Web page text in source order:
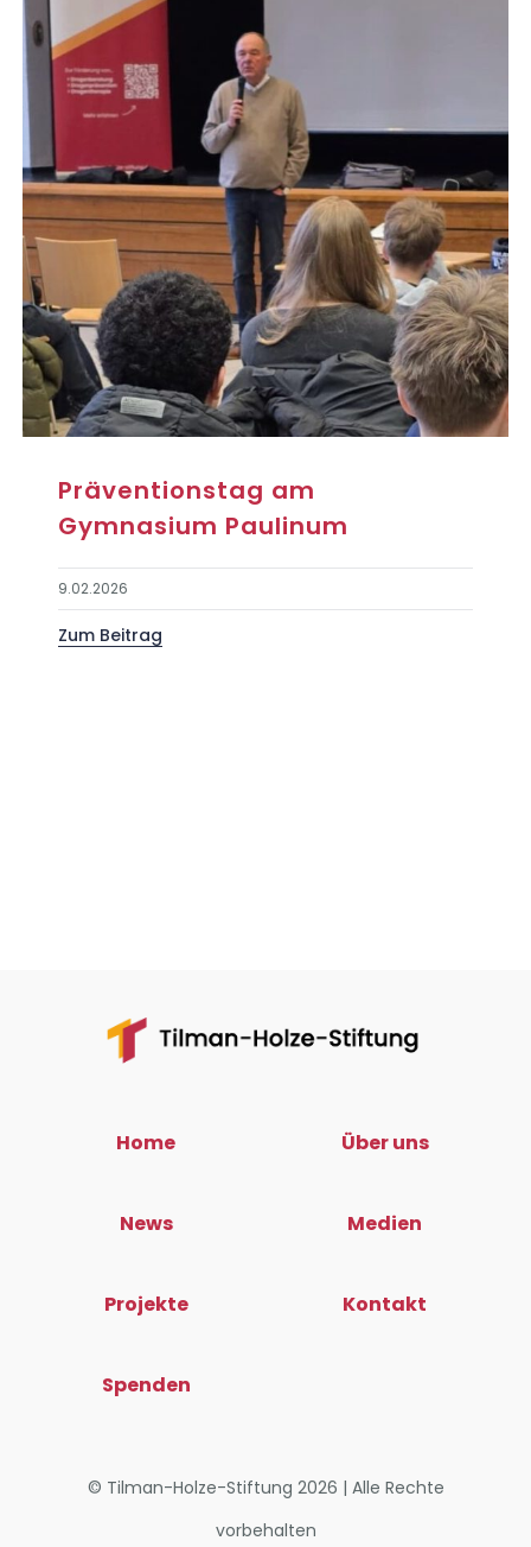
Präventionstag am
Gymnasium Paulinum
9.02.2026
Zum Beitrag
Home
News
Projekte
Spenden
Über uns
Medien
Kontakt
© Tilman-Holze-Stiftung 2026 | Alle Rechte
vorbehalten